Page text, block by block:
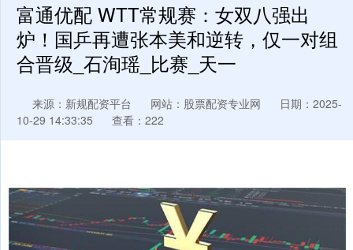
富通优配 WTT常规赛：女双八强出
炉！国乒再遭张本美和逆转，仅一对组
合晋级_石洵瑶_比赛_天一
来源：新规配资平台 网站：股票配资专业网
日期：2025-
10-29 14:33:35
查看：222